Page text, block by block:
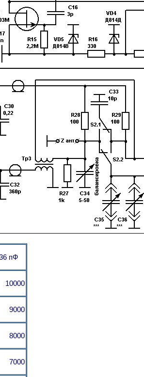
пФ
10000
9000
8000
7000